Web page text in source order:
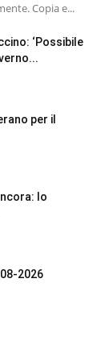
Copia e...
‘Possibile
per il
lo
2026